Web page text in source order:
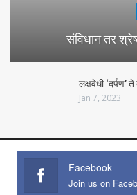
संविधान तर
लक्षवेधी ‘दर्पण’
Jan 7, 2023
Facebook